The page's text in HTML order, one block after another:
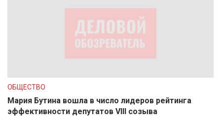
ОБЩЕСТВО
Мария Бутина вошла в число лидеров рейтинга
эффективности депутатов VIII созыва